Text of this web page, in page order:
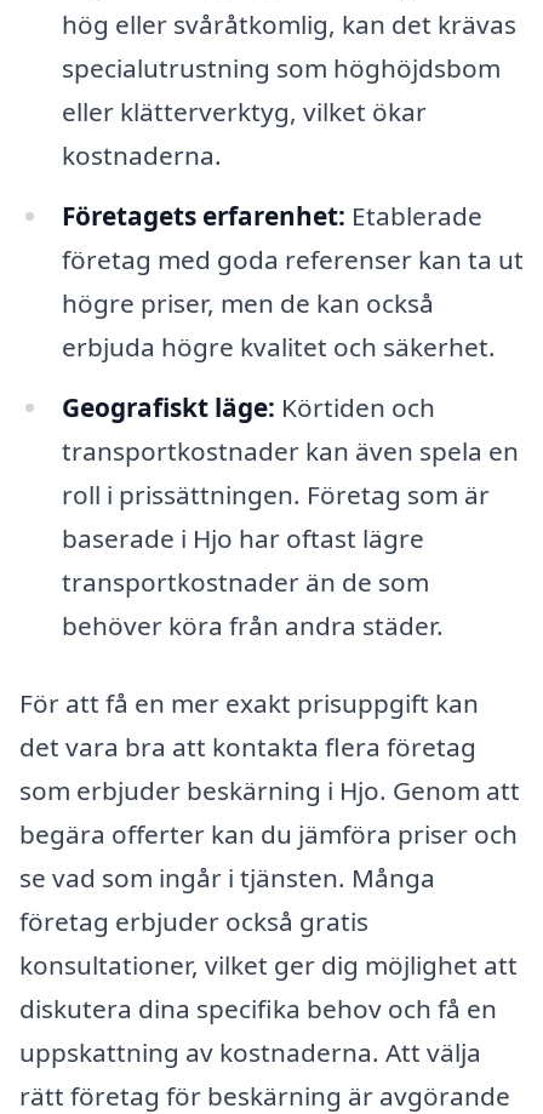
hög eller svåråtkomlig, kan det krävas
specialutrustning som höghöjdsbom
eller klätterverktyg, vilket ökar
kostnaderna.
Företagets erfarenhet: Etablerade
företag med goda referenser kan ta ut
högre priser, men de kan också
erbjuda högre kvalitet och säkerhet.
Geografiskt läge: Körtiden och
transportkostnader kan även spela en
roll i prissättningen. Företag som är
baserade i Hjo har oftast lägre
transportkostnader än de som
behöver köra från andra städer.
För att få en mer exakt prisuppgift kan
det vara bra att kontakta flera företag
som erbjuder beskärning i Hjo. Genom att
begära offerter kan du jämföra priser och
se vad som ingår i tjänsten. Många
företag erbjuder också gratis
konsultationer, vilket ger dig möjlighet att
diskutera dina specifika behov och få en
uppskattning av kostnaderna. Att välja
rätt företag för beskärning är avgörande